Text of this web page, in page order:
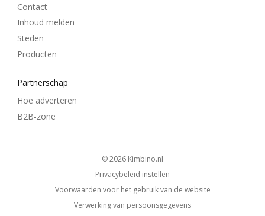
Contact
Inhoud melden
Steden
Producten
Partnerschap
Hoe adverteren
B2B-zone
© 2026
kimbino.nl
Privacybeleid instellen
Voorwaarden voor het gebruik van de website
Verwerking van persoonsgegevens